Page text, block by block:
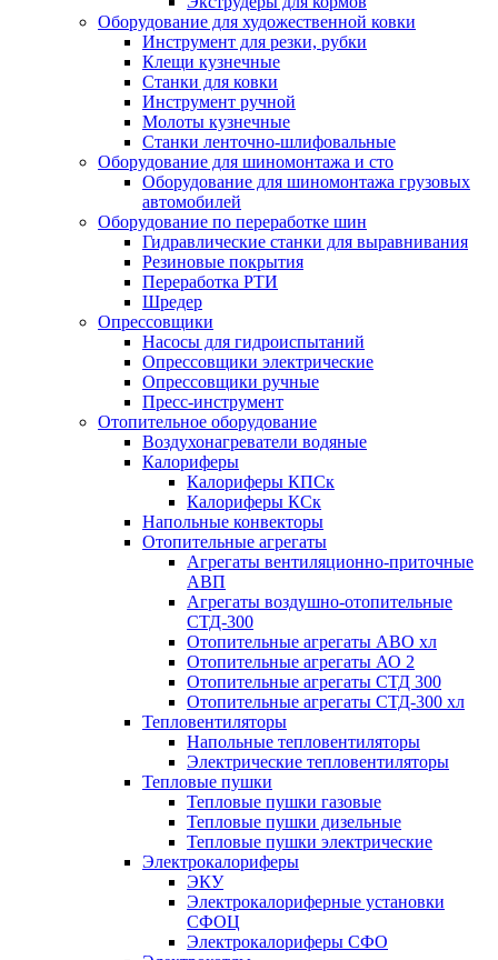
Оборудование для художественной ковки
Инструмент для резки, рубки
Клещи кузнечные
Станки для ковки
Инструмент ручной
Молоты кузнечные
Станки ленточно-шлифовальные
Оборудование для шиномонтажа и сто
Оборудование для шиномонтажа грузовых
автомобилей
Оборудование по переработке шин
Гидравлические станки для выравнивания
Резиновые покрытия
Переработка РТИ
Шредер
Опрессовщики
Насосы для гидроиспытаний
Опрессовщики электрические
Опрессовщики ручные
Пресс-инструмент
Отопительное оборудование
Воздухонагреватели водяные
Калориферы
Калориферы КПСк
Калориферы КСк
Напольные конвекторы
Отопительные агрегаты
Агрегаты вентиляционно-приточные
АВП
Агрегаты воздушно-отопительные
СТД-300
Отопительные агрегаты АВО хл
Отопительные агрегаты АО 2
Отопительные агрегаты СТД 300
Отопительные агрегаты СТД-300 хл
Тепловентиляторы
Напольные тепловентиляторы
Электрические тепловентиляторы
Тепловые пушки
Тепловые пушки газовые
Тепловые пушки дизельные
Тепловые пушки электрические
Электрокалориферы
ЭКУ
Электрокалориферные установки
СФОЦ
Электрокалориферы СФО